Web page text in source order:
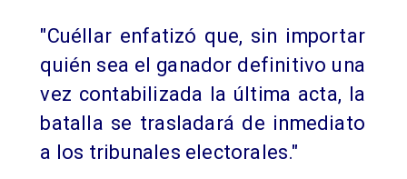
"Cuéllar enfatizó que, sin importar
quién sea el ganador definitivo una
vez contabilizada la última acta, la
batalla se trasladará de inmediato
a los tribunales electorales."